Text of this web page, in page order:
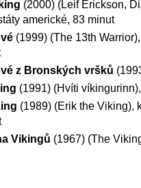
(2000) (Leif Erickson,
americké, 83 minut
(1999) (The 13th
z Bronských vršků
(1991) (Hvíti
(1989) (Erik the Viking),
Vikingů (1967) (The